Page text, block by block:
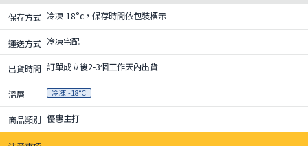
保存方式 冷凍-18°c，保存時間依包裝標示
運送方式 冷凍宅配
出貨時間 訂單成立後2-3個工作天內出貨
溫層 冷凍 -18°C
商品類別 優惠主打